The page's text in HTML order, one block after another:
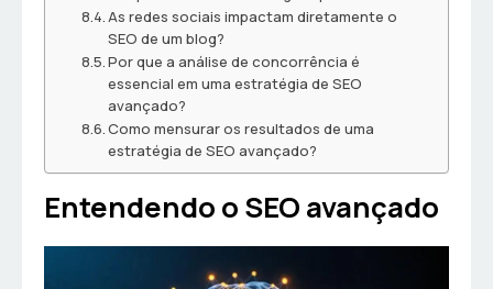
As redes sociais impactam diretamente o
SEO de um blog?
Por que a análise de concorrência é
essencial em uma estratégia de SEO
avançado?
Como mensurar os resultados de uma
estratégia de SEO avançado?
Entendendo o SEO avançado